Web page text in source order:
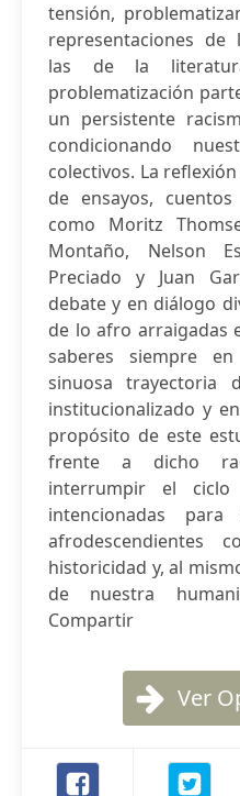
tensión,
representaciones
las de la
problematización
un persistente
condicionando
colectivos. La
de ensayos,
como Moritz
Montaño, Nelson
Preciado y Juan
debate y en diálogo
de lo afro arraigadas
saberes siempre
sinuosa trayectoria
institucionalizado y
propósito de este
frente a dicho
interrumpir el ciclo
intencionadas
afrodescendientes
historicidad y, al
de nuestra
Compartir
Ver